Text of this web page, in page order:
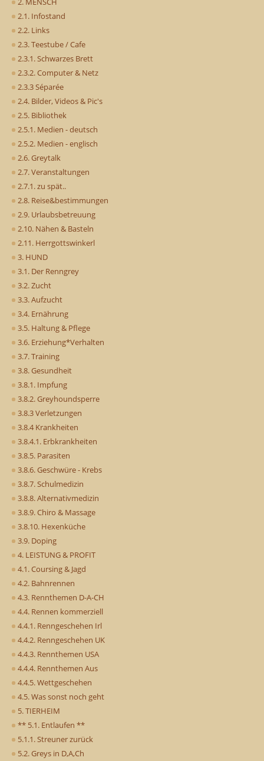
2.1. Infostand
2.2. Links
2.3. Teestube / Cafe
2.3.1. Schwarzes Brett
2.3.2. Computer & Netz
2.3.3 Séparée
2.4. Bilder, Videos & Pic's
2.5. Bibliothek
2.5.1. Medien - deutsch
2.5.2. Medien - englisch
2.6. Greytalk
2.7. Veranstaltungen
2.7.1. zu spät..
2.8. Reise&bestimmungen
2.9. Urlaubsbetreuung
2.10. Nähen & Basteln
2.11. Herrgottswinkerl
3. HUND
3.1. Der Renngrey
3.2. Zucht
3.3. Aufzucht
3.4. Ernährung
3.5. Haltung & Pflege
3.6. Erziehung*Verhalten
3.7. Training
3.8. Gesundheit
3.8.1. Impfung
3.8.2. Greyhoundsperre
3.8.3 Verletzungen
3.8.4 Krankheiten
3.8.4.1. Erbkrankheiten
3.8.5. Parasiten
3.8.6. Geschwüre - Krebs
3.8.7. Schulmedizin
3.8.8. Alternativmedizin
3.8.9. Chiro & Massage
3.8.10. Hexenküche
3.9. Doping
4. LEISTUNG & PROFIT
4.1. Coursing & Jagd
4.2. Bahnrennen
4.3. Rennthemen D-A-CH
4.4. Rennen kommerziell
4.4.1. Renngeschehen Irl
4.4.2. Renngeschehen UK
4.4.3. Rennthemen USA
4.4.4. Rennthemen Aus
4.4.5. Wettgeschehen
4.5. Was sonst noch geht
5. TIERHEIM
** 5.1. Entlaufen **
5.1.1. Streuner zurück
5.2. Greys in D,A,Ch